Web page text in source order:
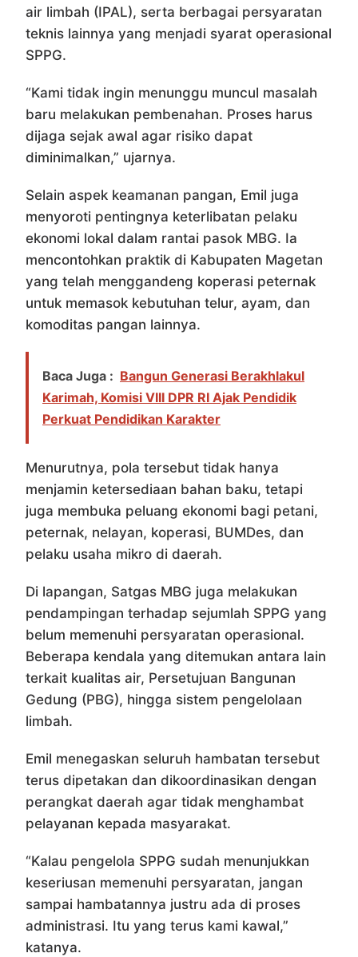
air limbah (IPAL), serta berbagai persyaratan
teknis lainnya yang menjadi syarat operasional
SPPG.
“Kami tidak ingin menunggu muncul masalah
baru melakukan pembenahan. Proses harus
dijaga sejak awal agar risiko dapat
diminimalkan,” ujarnya.
Selain aspek keamanan pangan, Emil juga
menyoroti pentingnya keterlibatan pelaku
ekonomi lokal dalam rantai pasok MBG. Ia
mencontohkan praktik di Kabupaten Magetan
yang telah menggandeng koperasi peternak
untuk memasok kebutuhan telur, ayam, dan
komoditas pangan lainnya.
Baca Juga : Bangun Generasi Berakhlakul
Karimah, Komisi VIII DPR RI Ajak Pendidik
Perkuat Pendidikan Karakter
Menurutnya, pola tersebut tidak hanya
menjamin ketersediaan bahan baku, tetapi
juga membuka peluang ekonomi bagi petani,
peternak, nelayan, koperasi, BUMDes, dan
pelaku usaha mikro di daerah.
Di lapangan, Satgas MBG juga melakukan
pendampingan terhadap sejumlah SPPG yang
belum memenuhi persyaratan operasional.
Beberapa kendala yang ditemukan antara lain
terkait kualitas air, Persetujuan Bangunan
Gedung (PBG), hingga sistem pengelolaan
limbah.
Emil menegaskan seluruh hambatan tersebut
terus dipetakan dan dikoordinasikan dengan
perangkat daerah agar tidak menghambat
pelayanan kepada masyarakat.
“Kalau pengelola SPPG sudah menunjukkan
keseriusan memenuhi persyaratan, jangan
sampai hambatannya justru ada di proses
administrasi. Itu yang terus kami kawal,”
katanya.